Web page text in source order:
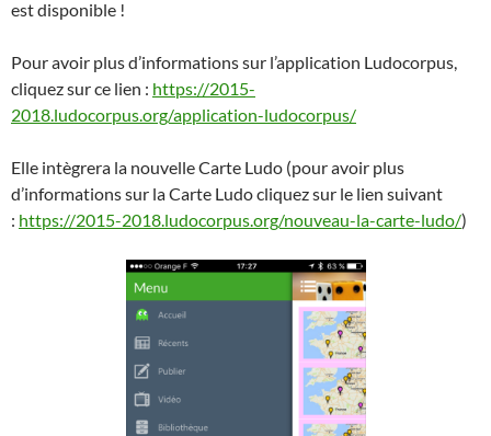
est disponible !
Pour avoir plus d’informations sur l’application Ludocorpus,
cliquez sur ce lien : https://2015-
2018.ludocorpus.org/application-ludocorpus/
Elle intègrera la nouvelle Carte Ludo (pour avoir plus
d’informations sur la Carte Ludo cliquez sur le lien suivant
: https://2015-2018.ludocorpus.org/nouveau-la-carte-ludo/)